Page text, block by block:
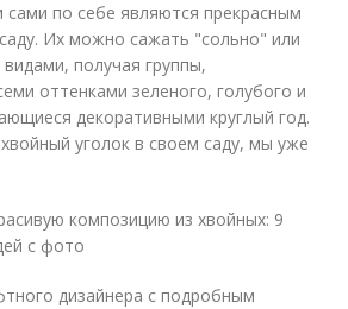
по себе являются прекрасным
Их можно сажать "сольно" или
получая группы,
оттенками зеленого, голубого и
декоративными круглый год.
уголок в своем саду, мы уже
композицию из хвойных: 9
с фото
дизайнера с подробным